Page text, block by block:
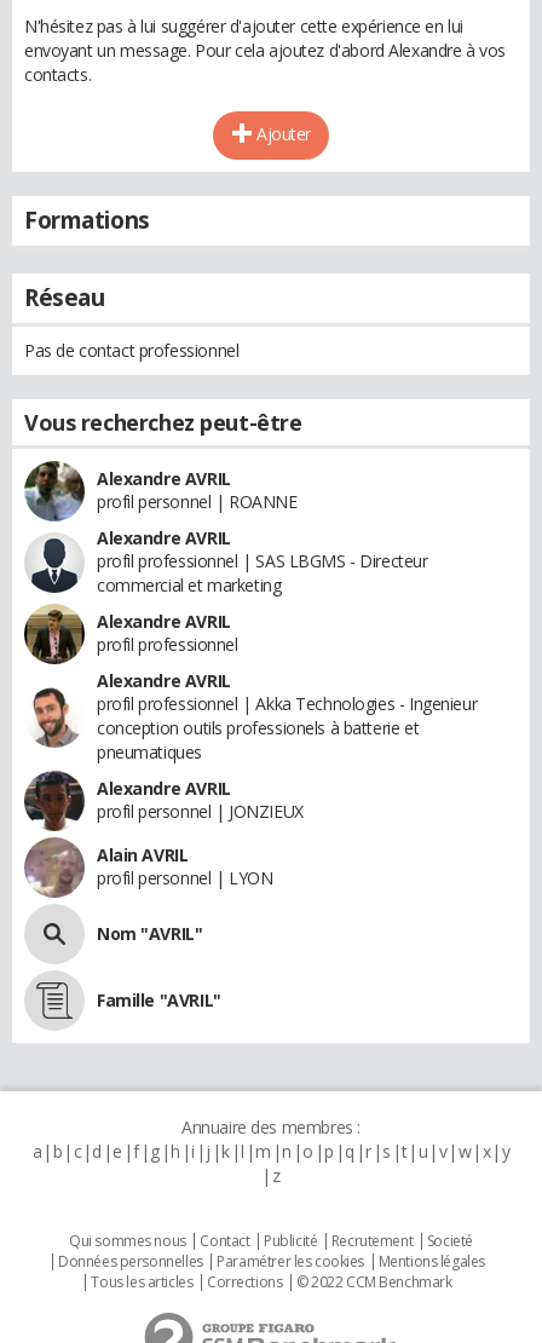
N'hésitez pas à lui suggérer d'ajouter cette expérience en lui
envoyant un message. Pour cela ajoutez d'abord Alexandre à vos
contacts.
Ajouter
Formations
Réseau
Pas de contact professionnel
Vous recherchez peut-être
Alexandre AVRIL
profil personnel | ROANNE
Alexandre AVRIL
profil professionnel | SAS LBGMS - Directeur
commercial et marketing
Alexandre AVRIL
profil professionnel
Alexandre AVRIL
profil professionnel | Akka Technologies - Ingenieur
conception outils professionels à batterie et
pneumatiques
Alexandre AVRIL
profil personnel | JONZIEUX
Alain AVRIL
profil personnel | LYON
Nom "AVRIL"
Famille "AVRIL"
Annuaire des membres :
a b c d e f g h i j k l m n o p q r s t u v w x y
z
Qui sommes nous Contact Publicité Recrutement
Societé
Données personnelles
Paramétrer les cookies
Mentions légales
Tous les articles
Corrections © 2022 CCM Benchmark